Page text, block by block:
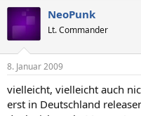
NeoPunk
Lt. Commander
8. Januar 2009
vielleicht, vielleicht auch
erst in Deutschland